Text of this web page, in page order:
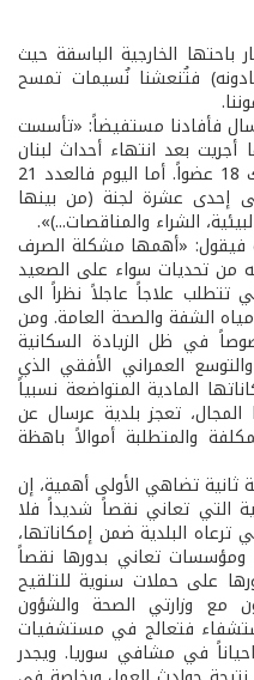
باحتها الخارجية الباسقة حيث
فتُنعشنا نُسيمات تمسح
فأفادنا مستفيضاً: «تأسست
انتخاباتها أجريت بعد انتهاء أحداث لبنان
العام 1998، وبلغ عدد أعضائها آنذاك 18 عضواً. أما اليوم فالعدد 21
إحدى عشرة لجنة (من بينها
الشراء والمناقصات...)».
فيقول: «أهمها مشكلة الصرف
من تحديات سواء على الصعيد
تتطلب علاجاً عاجلاً نظراً الى
الشفة والصحة العامة. ومن
في ظل الزيادة السكانية
والتوسع العمراني الأفقي الذي
المادية المتواضعة نسبياً
تعجز بلدية عرسال عن
والمتطلبة أموالاً باهظة
تضاهي الأولى أهمية، إن
التي تعاني نقصاً شديداً فلا
البلدية ضمن إمكاناتها،
تعاني بدورها نقصاً
على حملات سنوية للتلقيح
مع وزارتي الصحة والشؤون
فتعالج في مستشفيات
في مشافي سوريا. ويجدر